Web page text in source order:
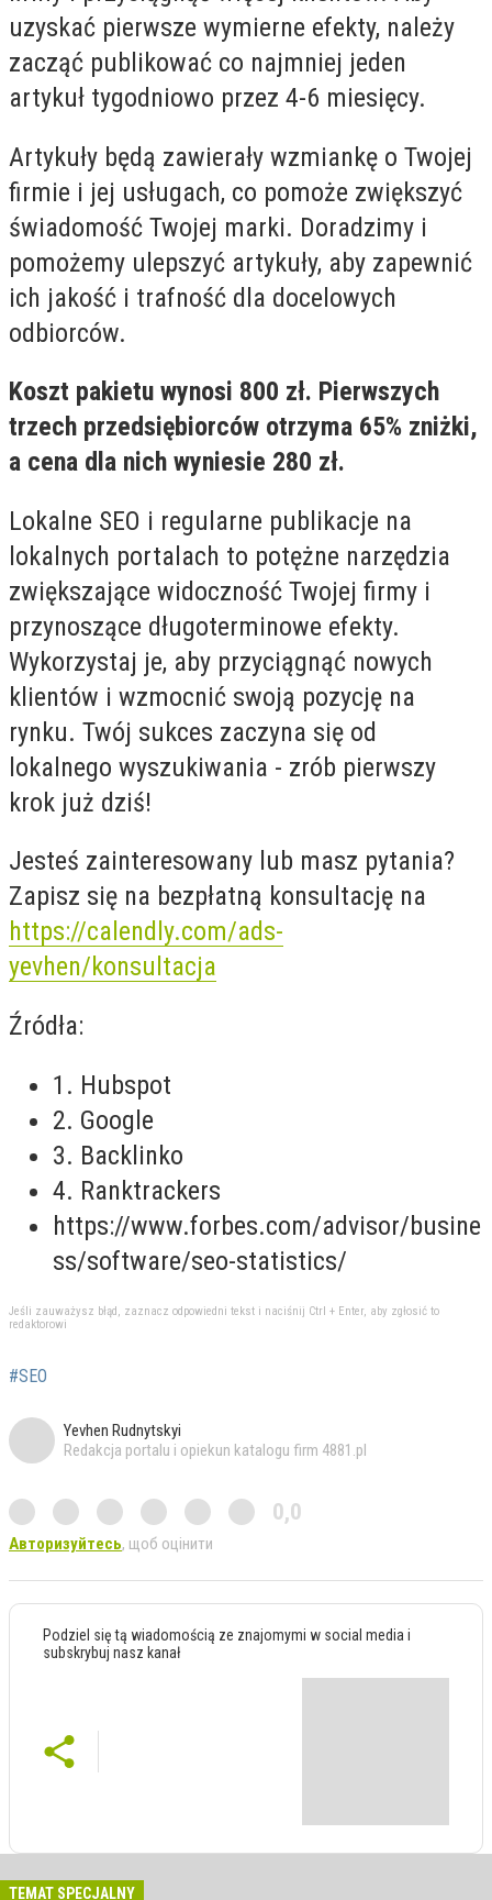
uzyskać pierwsze wymierne efekty, należy
zacząć publikować co najmniej jeden
artykuł tygodniowo przez 4-6 miesięcy.
Artykuły będą zawierały wzmiankę o Twojej
firmie i jej usługach, co pomoże zwiększyć
świadomość Twojej marki. Doradzimy i
pomożemy ulepszyć artykuły, aby zapewnić
ich jakość i trafność dla docelowych
odbiorców.
Koszt pakietu wynosi 800 zł. Pierwszych
trzech przedsiębiorców otrzyma 65% zniżki,
a cena dla nich wyniesie 280 zł.
Lokalne SEO i regularne publikacje na
lokalnych portalach to potężne narzędzia
zwiększające widoczność Twojej firmy i
przynoszące długoterminowe efekty.
Wykorzystaj je, aby przyciągnąć nowych
klientów i wzmocnić swoją pozycję na
rynku. Twój sukces zaczyna się od
lokalnego wyszukiwania - zrób pierwszy
krok już dziś!
Jesteś zainteresowany lub masz pytania?
Zapisz się na bezpłatną konsultację na
https://calendly.com/ads-
yevhen/konsultacja
Źródła:
1. Hubspot
2. Google
3. Backlinko
4. Ranktrackers
https://www.forbes.com/advisor/busine
ss/software/seo-statistics/
Jeśli zauważysz błąd, zaznacz odpowiedni tekst i naciśnij Ctrl + Enter, aby zgłosić to
redaktorowi
#SEO
Yevhen Rudnytskyi
Redakcja portalu i opiekun katalogu firm 4881.pl
0,0
Авторизуйтесь, щоб оцінити
Podziel się tą wiadomością ze znajomymi w social media i
subskrybuj nasz kanał
TEMAT SPECJALNY